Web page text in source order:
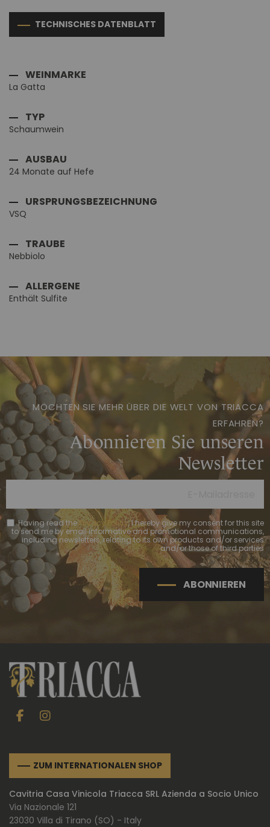
TECHNISCHES DATENBLATT
WEINMARKE
La Gatta
TYP
Schaumwein
AUSBAU
24 Monate auf Hefe
URSPRUNGSBEZEICHNUNG
VSQ
TRAUBE
Nebbiolo
ALLERGENE
Enthält Sulfite
MÖCHTEN SIE MEHR ÜBER DIE WELT VON TRIACCA
ERFAHREN?
Abonnieren Sie unseren
Newsletter
Having read thePrivacy Policy, I hereby give my consent for this site
to send me by email informative and promotional communications,
including newsletters, relating to its own products and/or services
and/or those of third parties
ABONNIEREN
ZUM INTERNATIONALEN SHOP
Cavitria Casa Vinicola Triacca SRL Azienda a Socio Unico
Via Nazionale 121
23030 Villa di Tirano (SO) - Italy